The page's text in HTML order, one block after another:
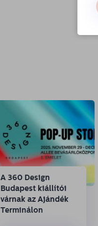
A 360 Design
Budapest kiállítói
várnak az Ajándék
Terminálon